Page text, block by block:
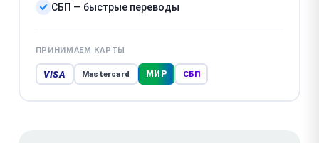
СБП — быстрые переводы
ПРИНИМАЕМ КАРТЫ
VISA Mastercard МИР СБП